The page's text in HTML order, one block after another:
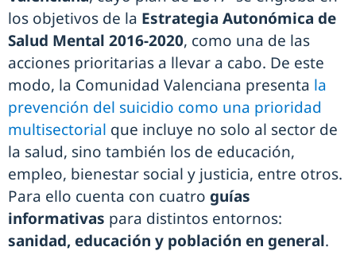
los objetivos de la Estrategia Autonómica de
Salud Mental 2016-2020, como una de las
acciones prioritarias a llevar a cabo. De este
modo, la Comunidad Valenciana presenta la
prevención del suicidio como una prioridad
multisectorial que incluye no solo al sector de
la salud, sino también los de educación,
empleo, bienestar social y justicia, entre otros.
Para ello cuenta con cuatro guías
informativas para distintos entornos:
sanidad, educación y población en general.